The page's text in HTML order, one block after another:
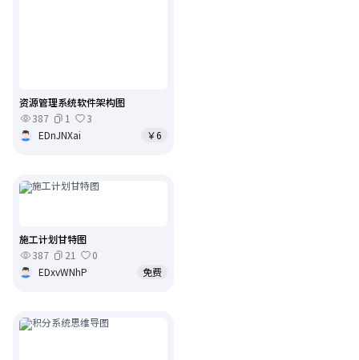
资源管理系统软件架构图
387
1
3
EDnJNXai
￥6
施工计划甘特图
387
21
0
EDxvWNhP
免费